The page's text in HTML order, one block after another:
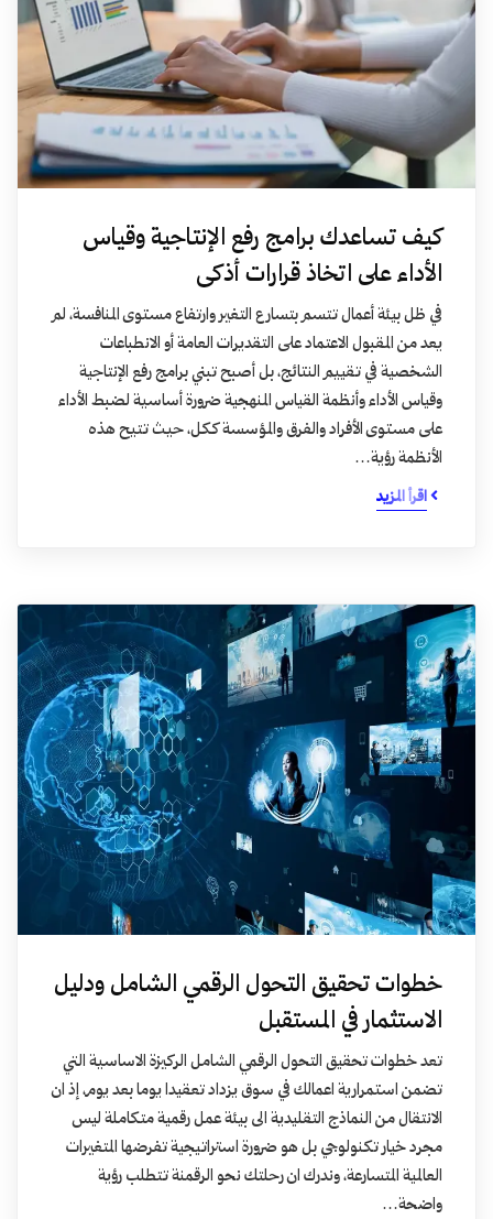
كيف تساعدك برامج رفع الإنتاجية وقياس
الأداء على اتخاذ قرارات أذكى
في ظل بيئة أعمال تتسم بتسارع التغير وارتفاع مستوى المنافسة، لم
يعد من المقبول الاعتماد على التقديرات العامة أو الانطباعات
الشخصية في تقييم النتائج، بل أصبح تبني برامج رفع الإنتاجية
وقياس الأداء وأنظمة القياس المنهجية ضرورة أساسية لضبط الأداء
على مستوى الأفراد والفرق والمؤسسة ككل، حيث تتيح هذه
الأنظمة رؤية…
اقرأ المزيد
خطوات تحقيق التحول الرقمي الشامل ودليل
الاستثمار في المستقبل
تعد خطوات تحقيق التحول الرقمي الشامل الركيزة الاساسية التي
تضمن استمرارية اعمالك في سوق يزداد تعقيدا يوما بعد يوم، إذ ان
الانتقال من النماذج التقليدية الى بيئة عمل رقمية متكاملة ليس
مجرد خيار تكنولوجي بل هو ضرورة استراتيجية تفرضها المتغيرات
العالمية المتسارعة، وندرك ان رحلتك نحو الرقمنة تتطلب رؤية
واضحة…